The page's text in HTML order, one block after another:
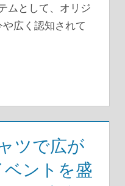
ムとして、オリジ
広く認知されて
ツで広が
ントを盛